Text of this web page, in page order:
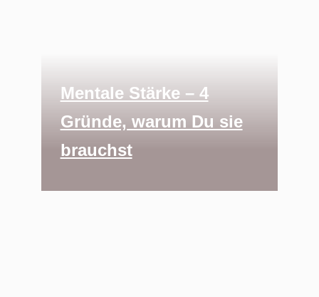
Mentale Stärke – 4
Gründe, warum Du sie
brauchst